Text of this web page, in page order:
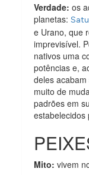
Verdade: os
planetas:
e Urano, que
imprevisível.
nativos uma
potências e,
deles
muito de
padrões em
estabelecidos
Mito: vivem